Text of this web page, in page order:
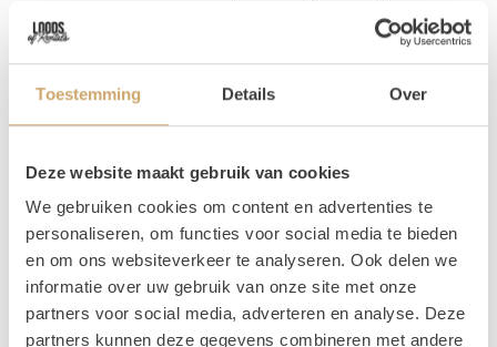
Toestemming Details Over
Deze website maakt gebruik van cookies
We gebruiken cookies om content en advertenties te
personaliseren, om functies voor social media te bieden
en om ons websiteverkeer te analyseren. Ook delen we
informatie over uw gebruik van onze site met onze
partners voor social media, adverteren en analyse. Deze
partners kunnen deze gegevens combineren met andere
welkomst hoek, maar je kunt ook meerdere tapijten
gebruiken om een loper van te maken! Wij gebruiken ze
zelf ook veel bij het creëren van verschillende zitjes. Ook
Afmetingen
Tapijt Willie is 130 x 155 cm. Zacht & soepel - geen stevig
tapijt
Vragen
Wil je weten welke tapijten mooi bij elkaar staan, maar